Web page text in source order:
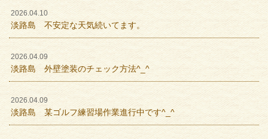
2026.04.10
淡路島 不安定な天気続いてます。
2026.04.09
淡路島 外壁塗装のチェック方法^_^
2026.04.09
淡路島 某ゴルフ練習場作業進行中です^_^